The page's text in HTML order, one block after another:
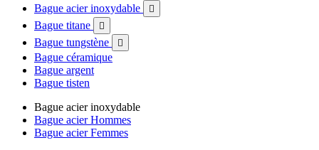
Bague acier inoxydable

Bague titane 
Bague tungstène 
Bague céramique
Bague argent
Bague tisten
Bague acier inoxydable
Bague acier Hommes
Bague acier Femmes